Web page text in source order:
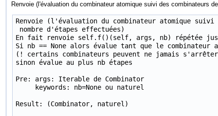
Renvoie (l'évaluation du combinateur atomique suivi des combinateurs
Renvoie (l'évaluation du combinateur atomique suivi
nombre d'étapes effectuées)
En fait renvoie self.f()(self, args, nb) répétée
Si nb == None alors évalue tant que le combinateur
(! certains combinateurs peuvent ne jamais
sinon évalue au plus nb étapes
Pre: args: Iterable de Combinator
     keywords: nb=None ou naturel
Result: (Combinator, naturel)